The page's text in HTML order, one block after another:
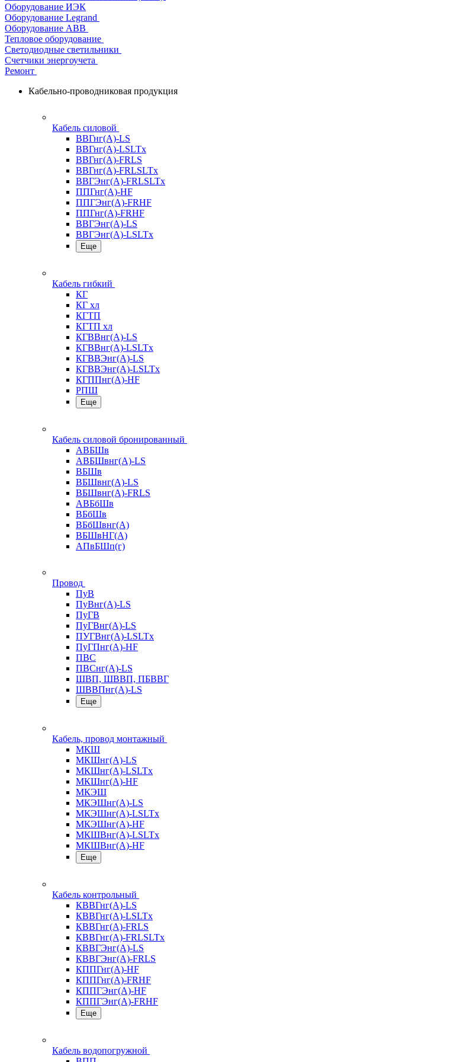
Оборудование ИЭК
Оборудование Legrand
Оборудование АВВ
Тепловое оборудование
Светодиодные светильники
Счетчики энергоучета
Ремонт
Кабельно-проводниковая продукция
Кабель силовой
ВВГнг(А)-LS
ВВГнг(А)-LSLTx
ВВГнг(А)-FRLS
ВВГнг(А)-FRLSLTx
ВВГЭнг(А)-FRLSLTx
ППГнг(А)-HF
ППГЭнг(А)-FRHF
ППГнг(А)-FRHF
ВВГЭнг(А)-LS
ВВГЭнг(А)-LSLTx
Еще
Кабель гибкий
КГ
КГ хл
КГТП
КГТП хл
КГВВнг(А)-LS
КГВВнг(А)-LSLTx
КГВВЭнг(А)-LS
КГВВЭнг(А)-LSLTx
КГППнг(А)-HF
РПШ
Еще
Кабель силовой бронированный
АВБШв
АВБШвнг(А)-LS
ВБШв
ВБШвнг(А)-LS
ВБШвнг(А)-FRLS
АВБбШв
ВБбШв
ВБбШвнг(А)
ВБШвНГ(А)
АПвБШп(г)
Провод
ПуВ
ПуВнг(А)-LS
ПуГВ
ПуГВнг(А)-LS
ПУГВнг(А)-LSLTx
ПуГПнг(А)-HF
ПВС
ПВСнг(А)-LS
ШВП, ШВВП, ПБВВГ
ШВВПнг(А)-LS
Еще
Кабель, провод монтажный
МКШ
МКШнг(А)-LS
МКШнг(А)-LSLTx
МКШнг(А)-HF
МКЭШ
МКЭШнг(А)-LS
МКЭШнг(А)-LSLTx
МКЭШнг(А)-HF
МКШВнг(A)-LSLTx
МКШВнг(А)-HF
Еще
Кабель контрольный
КВВГнг(А)-LS
КВВГнг(А)-LSLTx
КВВГнг(А)-FRLS
КВВГнг(А)-FRLSLTx
КВВГЭнг(А)-LS
КВВГЭнг(А)-FRLS
КППГнг(А)-HF
КППГнг(А)-FRHF
КППГЭнг(А)-HF
КППГЭнг(А)-FRHF
Еще
Кабель водопогружной